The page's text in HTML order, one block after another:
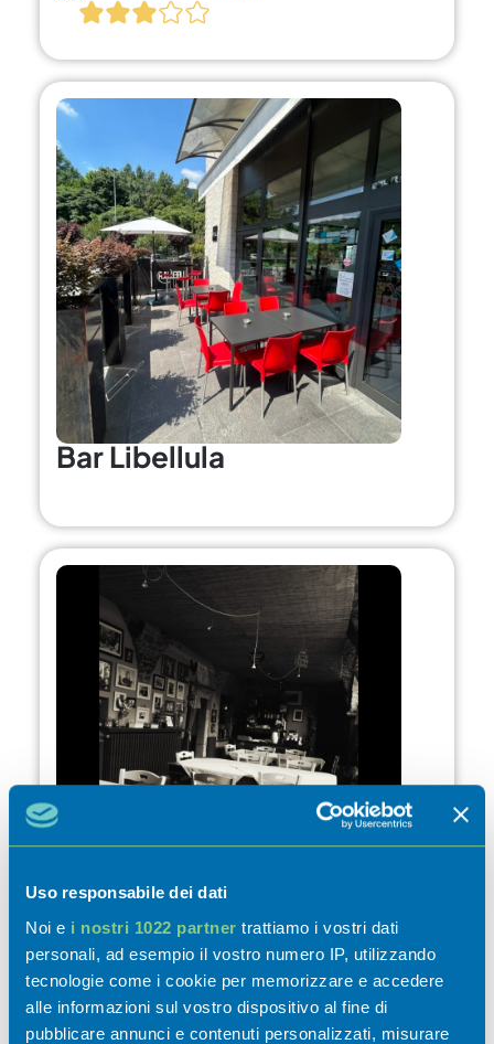
Uso responsabile dei dati
Noi e i nostri 1022 partner trattiamo i vostri dati
personali, ad esempio il vostro numero IP, utilizzando
tecnologie come i cookie per memorizzare e accedere
alle informazioni sul vostro dispositivo al fine di
pubblicare annunci e contenuti personalizzati, misurare
Bar Libellula
A Tavola con Ciccio